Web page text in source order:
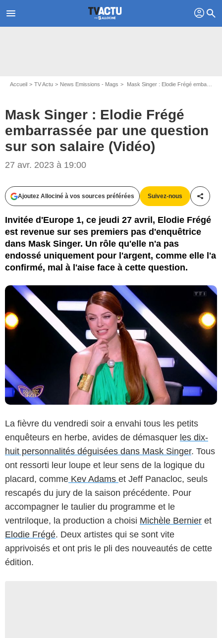
menu profil search
Accueil TV Actu News Emissions - Mags Mask Singer : Elodie Frégé embarrassée par une question sur son salaire (Vidéo)
Mask Singer : Elodie Frégé
embarrassée par une question
sur son salaire (Vidéo)
27 avr. 2023 à 19:00
Ajoutez Allociné à vos sources préférées Suivez-nous
Invitée d'Europe 1, ce jeudi 27 avril, Elodie Frégé
est revenue sur ses premiers pas d'enquêtrice
dans Mask Singer. Un rôle qu'elle n'a pas
endossé uniquement pour l'argent, comme elle l'a
confirmé, mal à l'aise face à cette question.
La fièvre du vendredi soir a envahi tous les petits
enquêteurs en herbe, avides de démasquer les dix-
huit personnalités déguisées dans Mask Singer. Tous
ont ressorti leur loupe et leur sens de la logique du
placard, comme Kev Adams et Jeff Panacloc, seuls
rescapés du jury de la saison précédente. Pour
accompagner le taulier du programme et le
ventriloque, la production a choisi Michèle Bernier et
Elodie Frégé. Deux artistes qui se sont vite
apprivoisés et ont pris le pli des nouveautés de cette
édition.